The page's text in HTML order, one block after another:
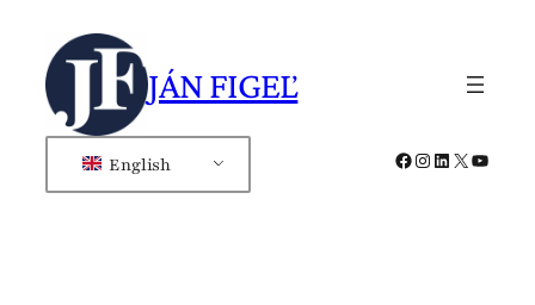
content
JÁN FIGEĽ
English Facebook
Instagram
LinkedIn
X